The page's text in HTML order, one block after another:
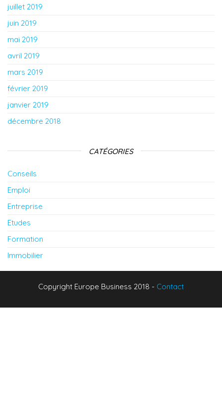
juillet 2019
juin 2019
mai 2019
avril 2019
mars 2019
février 2019
janvier 2019
décembre 2018
CATÉGORIES
Conseils
Emploi
Entreprise
Etudes
Formation
Immobilier
Copyright Europe Business 2018 - Contact